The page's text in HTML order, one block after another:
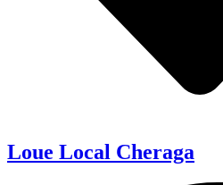
Loue Local Cheraga